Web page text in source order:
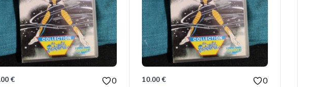
€ 0 10.00 € 0